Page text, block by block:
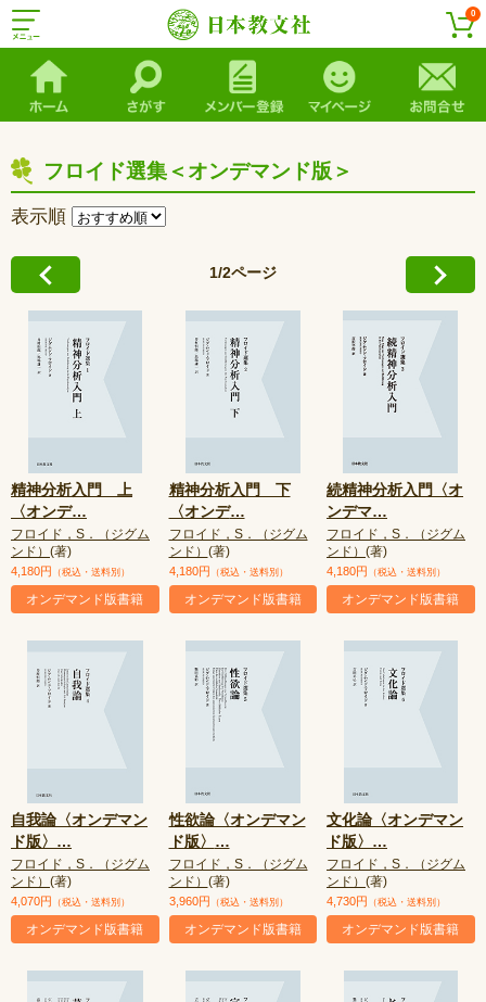
0
フロイド選集＜オンデマンド版＞
表示順
1/2ページ
精神分析入門 上
〈オンデ…
フロイド，S．（ジグム
ンド） (著)
4,180円 （税込・送料別）
オンデマンド版書籍
精神分析入門 下
〈オンデ…
フロイド，S．（ジグム
ンド） (著)
4,180円 （税込・送料別）
オンデマンド版書籍
続精神分析入門〈オ
ンデマ…
フロイド，S．（ジグム
ンド） (著)
4,180円 （税込・送料別）
オンデマンド版書籍
自我論〈オンデマン
ド版〉 …
フロイド，S．（ジグム
ンド） (著)
4,070円 （税込・送料別）
オンデマンド版書籍
性欲論〈オンデマン
ド版〉 …
フロイド，S．（ジグム
ンド） (著)
3,960円 （税込・送料別）
オンデマンド版書籍
文化論〈オンデマン
ド版〉 …
フロイド，S．（ジグム
ンド） (著)
4,730円 （税込・送料別）
オンデマンド版書籍